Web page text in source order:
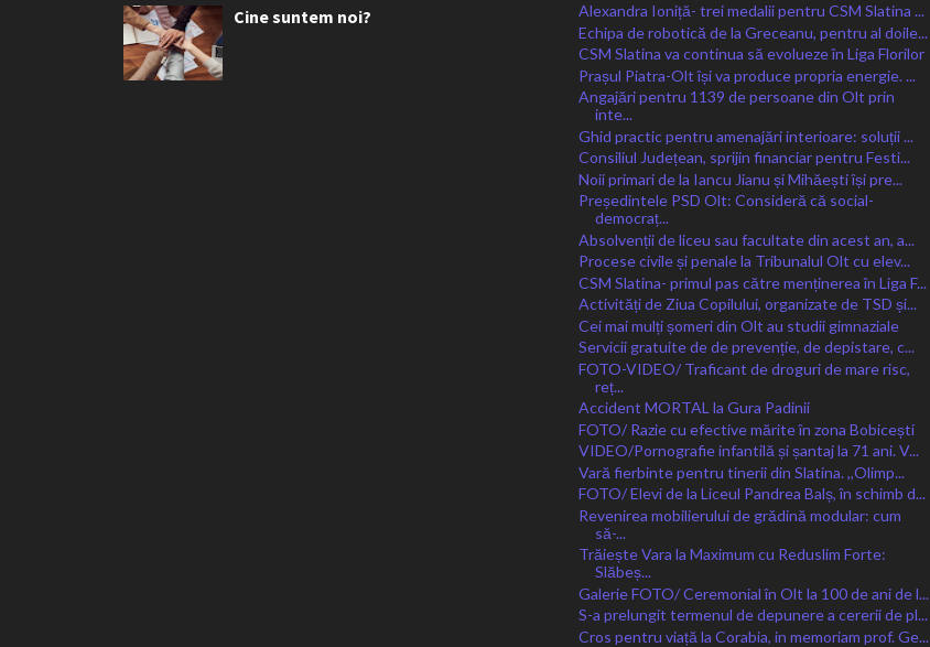
Cine suntem noi?
Alexandra Ioniță- trei medalii pentru CSM Slatina ...
Echipa de robotică de la Greceanu, pentru al doile...
CSM Slatina va continua să evolueze în Liga Florilor
Prașul Piatra-Olt își va produce propria energie. ...
Angajări pentru 1139 de persoane din Olt prin
inte...
Ghid practic pentru amenajări interioare: soluții ...
Consiliul Județean, sprijin financiar pentru Festi...
Noii primari de la Iancu Jianu și Mihăești își pre...
Președintele PSD Olt: Consideră că social-
democraț...
Absolvenții de liceu sau facultate din acest an, a...
Procese civile și penale la Tribunalul Olt cu elev...
CSM Slatina- primul pas către menținerea în Liga F...
Activități de Ziua Copilului, organizate de TSD și...
Cei mai mulți șomeri din Olt au studii gimnaziale
Servicii gratuite de de prevenție, de depistare, c...
FOTO-VIDEO/ Traficant de droguri de mare risc,
reț...
Accident MORTAL la Gura Padinii
FOTO/ Razie cu efective mărite în zona Bobicești
VIDEO/Pornografie infantilă și șantaj la 71 ani. V...
Vară fierbinte pentru tinerii din Slatina. ,,Olimp...
FOTO/ Elevi de la Liceul Pandrea Balș, în schimb d...
Revenirea mobilierului de grădină modular: cum
să-...
Trăiește Vara la Maximum cu Reduslim Forte:
Slăbeș...
Galerie FOTO/ Ceremonial în Olt la 100 de ani de l...
S-a prelungit termenul de depunere a cererii de pl...
Cros pentru viață la Corabia, in memoriam prof. Ge...